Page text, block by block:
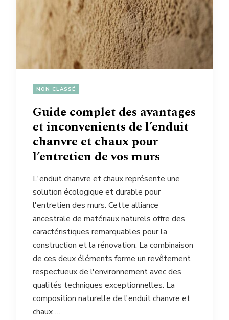
NON CLASSÉ
Guide complet des avantages
et inconvenients de l’enduit
chanvre et chaux pour
l’entretien de vos murs
L'enduit chanvre et chaux représente une
solution écologique et durable pour
l'entretien des murs. Cette alliance
ancestrale de matériaux naturels offre des
caractéristiques remarquables pour la
construction et la rénovation. La combinaison
de ces deux éléments forme un revêtement
respectueux de l'environnement avec des
qualités techniques exceptionnelles. La
composition naturelle de l'enduit chanvre et
chaux …